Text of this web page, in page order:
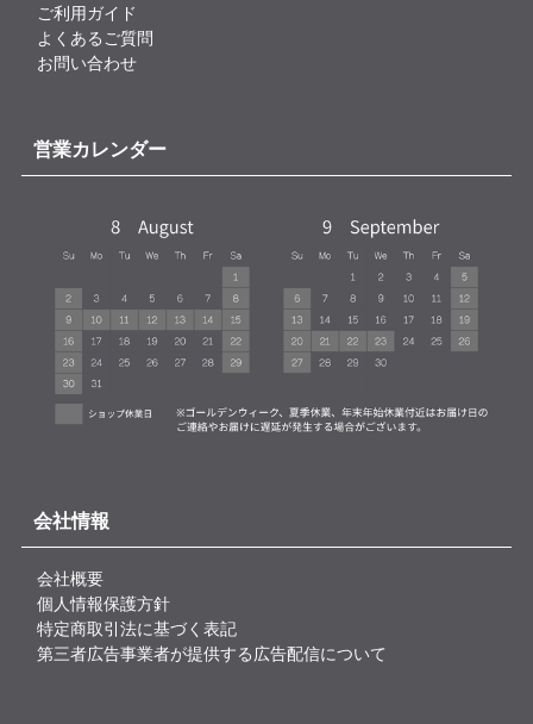
ご利用ガイド
よくあるご質問
お問い合わせ
営業カレンダー
会社情報
会社概要
個人情報保護方針
特定商取引法に基づく表記
第三者広告事業者が提供する広告配信について